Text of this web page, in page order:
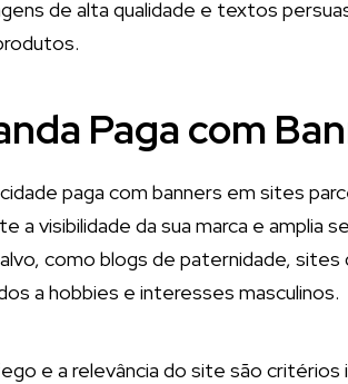
de alta qualidade e textos
Paga com
paga com banners em sites
a visibilidade da sua marca e amplia
como blogs de paternidade,
a hobbies e interesses masculinos.
e a relevância do site são